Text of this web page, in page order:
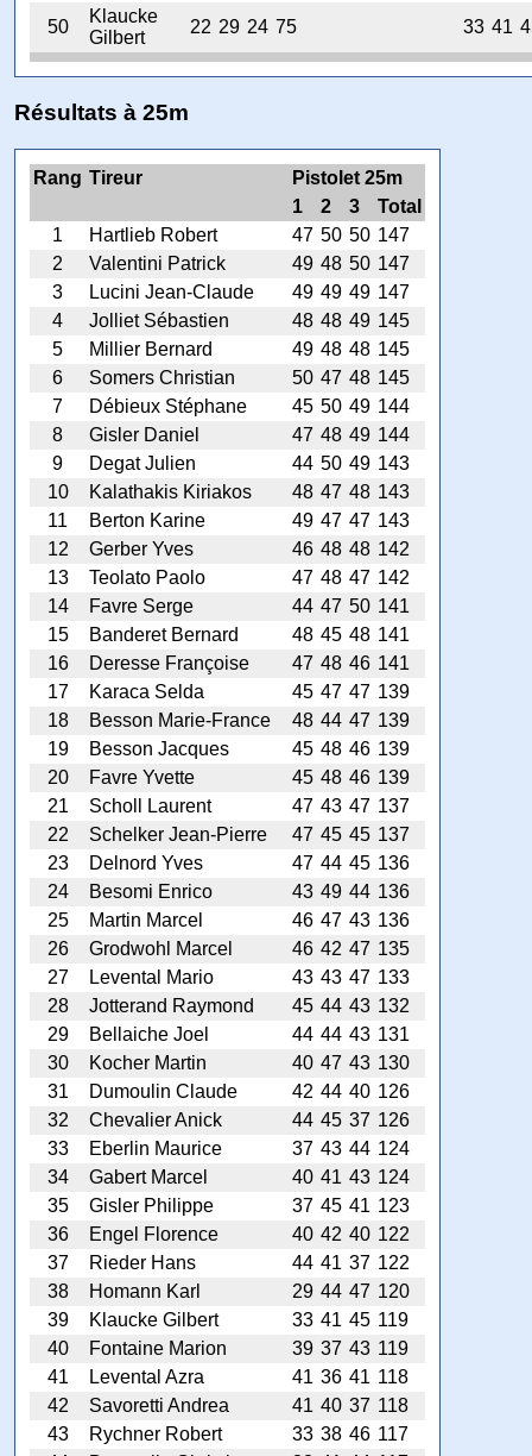
50
Klaucke
Gilbert
22 29 24 75 33 41
Résultats à 25m
Rang Tireur
Pistolet 25m
1
2 3
Total
1
Hartlieb Robert 47 50 50 147
2
Valentini Patrick 49 48 50 147
3
Lucini Jean-Claude 49 49 49 147
4
Jolliet Sébastien 48 48 49 145
5
Millier Bernard 49 48 48 145
6
Somers Christian 50 47 48 145
7
Débieux Stéphane 45 50 49 144
8
Gisler Daniel 47 48 49 144
9
Degat Julien 44 50 49 143
10
Kalathakis Kiriakos 48 47 48 143
11
Berton Karine 49 47 47 143
12
Gerber Yves 46 48 48 142
13
Teolato Paolo 47 48 47 142
14
Favre Serge 44 47 50 141
15
Banderet Bernard 48 45 48 141
16
Deresse Françoise 47 48 46 141
17
Karaca Selda 45 47 47 139
18
Besson Marie-France 48 44 47 139
19
Besson Jacques 45 48 46 139
20
Favre Yvette 45 48 46 139
21
Scholl Laurent 47 43 47 137
22
Schelker Jean-Pierre 47 45 45 137
23
Delnord Yves 47 44 45 136
24
Besomi Enrico 43 49 44 136
25
Martin Marcel 46 47 43 136
26
Grodwohl Marcel 46 42 47 135
27
Levental Mario 43 43 47 133
28
Jotterand Raymond 45 44 43 132
29
Bellaiche Joel 44 44 43 131
30
Kocher Martin 40 47 43 130
31
Dumoulin Claude 42 44 40 126
32
Chevalier Anick 44 45 37 126
33
Eberlin Maurice 37 43 44 124
34
Gabert Marcel 40 41 43 124
35
Gisler Philippe 37 45 41 123
36
Engel Florence 40 42 40 122
37
Rieder Hans 44 41 37 122
38
Homann Karl 29 44 47 120
39
Klaucke Gilbert 33 41 45 119
40
Fontaine Marion 39 37 43 119
41
Levental Azra 41 36 41 118
42
Savoretti Andrea 41 40 37 118
43
Rychner Robert 33 38 46 117